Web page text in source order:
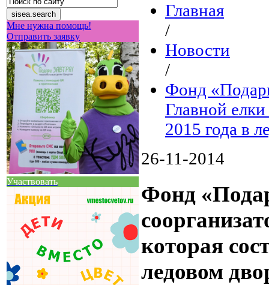
Мне нужна помощь!
Отправить заявку
Участвовать
Главная
/
Новости
/
Фонд
Главной
2015 года в
26-11-2014
Фонд
которая
ледовом